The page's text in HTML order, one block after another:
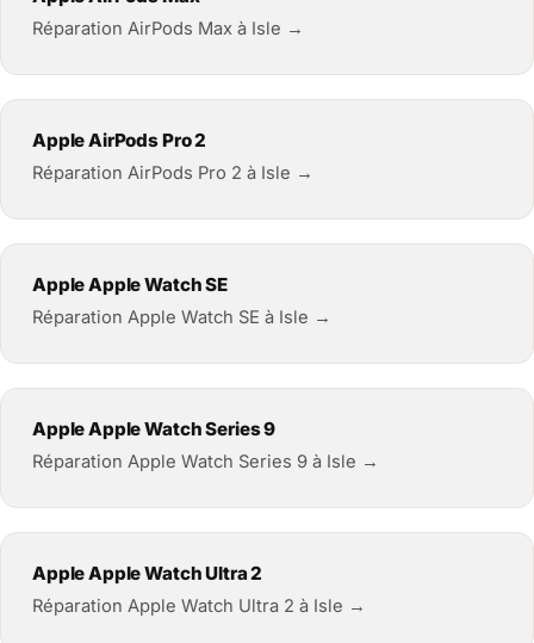
Réparation AirPods Max à Isle →
Apple AirPods Pro 2
Réparation AirPods Pro 2 à Isle →
Apple Apple Watch SE
Réparation Apple Watch SE à Isle →
Apple Apple Watch Series 9
Réparation Apple Watch Series 9 à Isle →
Apple Apple Watch Ultra 2
Réparation Apple Watch Ultra 2 à Isle →